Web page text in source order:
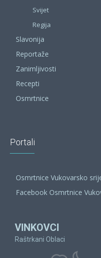
Svijet
Regija
Slavonija
Reportaže
Zanimljivosti
Recepti
Osmrtnice
Portali
Osmrtnice Vukovarsko
Facebook Osmrtnice
VINKOVCI
Raštrkani Oblaci